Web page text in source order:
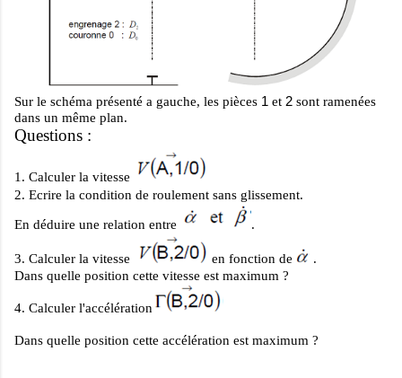
Sur le schéma présenté a gauche, les pièces 1 et 2 sont ramenées
dans un même plan.
Questions :
1. Calculer la vitesse
2. Ecrire la condition de roulement sans glissement.
En déduire une relation entre .
3. Calculer la vitesse en fonction de
.
Dans quelle position cette vitesse est maximum ?
4. Calculer l'accélération
Dans quelle position cette accélération est maximum ?